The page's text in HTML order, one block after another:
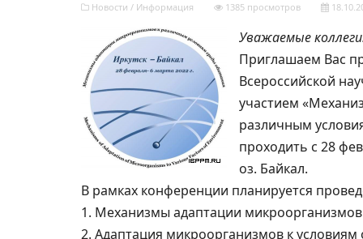
Новости / Информация 1385 просмотров
Уважаемые
Приглашаем Вас
Всероссийской
участием
различным
проходить с 28
оз. Байкал.
В рамках конференции планируется
1. Механизмы адаптации
2. Адаптация микроорганизмов к